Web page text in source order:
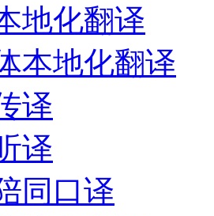
地化翻译
本地化翻译
译
译
同口译